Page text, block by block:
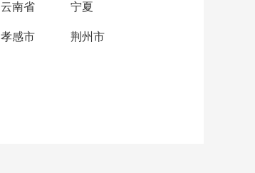
云南省 宁夏
孝感市 荆州市